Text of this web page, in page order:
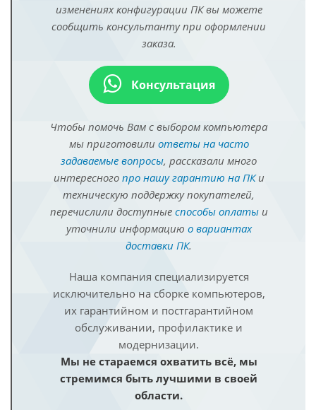
изменениях конфигурации ПК вы можете
сообщить консультанту при оформлении
заказа.
Консультация
Чтобы помочь Вам с выбором компьютера
мы приготовили ответы на часто
задаваемые вопросы, рассказали много
интересного про нашу гарантию на ПКи
техническую поддержку покупателей,
перечислили доступные способы оплатыи
уточнили информацию о вариантах
доставки ПК.
Наша компания специализируется
исключительно на сборке компьютеров,
их гарантийном и постгарантийном
обслуживании, профилактике и
модернизации.
Мы не стараемся охватить всё, мы
стремимся быть лучшими в своей
области.